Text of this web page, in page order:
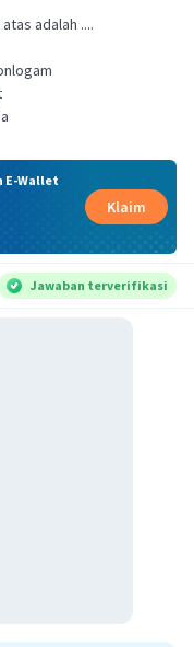
adalah ....
E-Wallet
Klaim
Jawaban terverifikasi